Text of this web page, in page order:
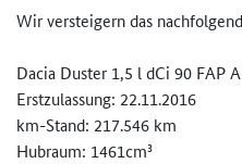
Wir versteigern das
Dacia Duster 1,5 l dCi 90 FAP
Erstzulassung: 22.11.2016
km-Stand: 217.546 km
Hubraum: 1461cm³